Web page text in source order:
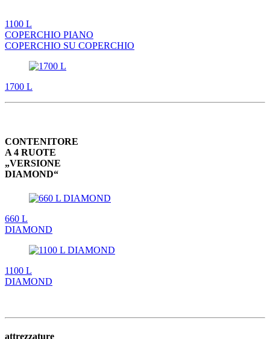
1100 L
COPERCHIO PIANO
COPERCHIO SU COPERCHIO
1700 L
CONTENITORE
A 4 RUOTE
„VERSIONE
DIAMOND“
660 L
DIAMOND
1100 L
DIAMOND
attrezzature